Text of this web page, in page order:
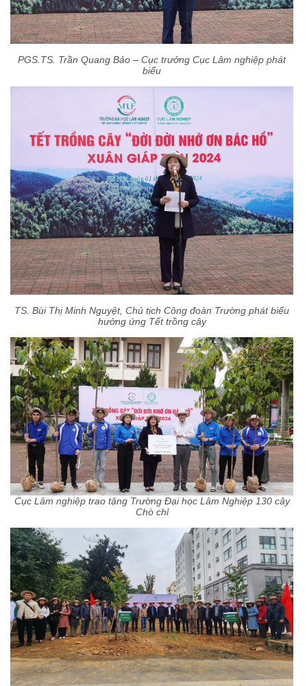
PGS.TS. Trần Quang Bảo – Cục trưởng Cục Lâm nghiệp phát
biểu
TS. Bùi Thị Minh Nguyệt, Chủ tịch Công đoàn Trường phát biểu
hưởng ứng Tết trồng cây
Cục Lâm nghiệp trao tặng Trường Đại học Lâm Nghiệp 130 cây
Chò chỉ